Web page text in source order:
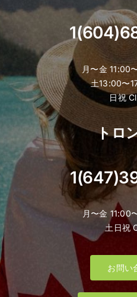
月〜金 11:00
土13:00〜
日祝
トロ
月〜金 11:00
土日祝
お問い